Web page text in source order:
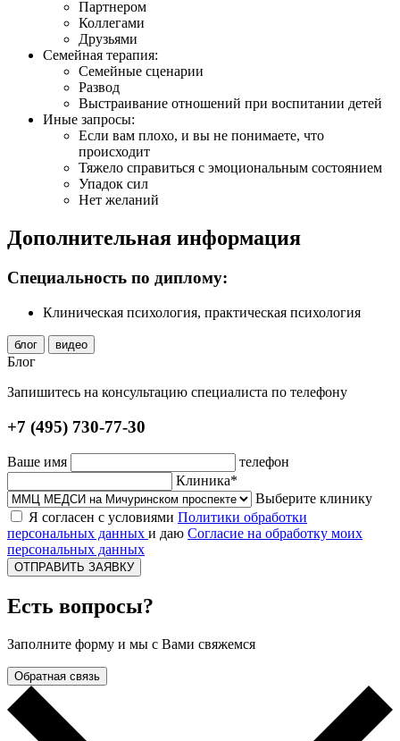
Партнером
Коллегами
Друзьями
Семейная терапия:
Семейные сценарии
Развод
Выстраивание отношений при воспитании детей
Иные запросы:
Если вам плохо, и вы не понимаете, что
происходит
Тяжело справиться с эмоциональным состоянием
Упадок сил
Нет желаний
Дополнительная информация
Специальность по диплому:
Клиническая психология, практическая психология
блог видео
Блог
Запишитесь на консультацию специалиста по телефону
+7 (495) 730-77-30
Ваше имя
телефон
Клиника*
Выберите клинику
Я согласен с условиями Политики обработки
персональных данных и даю Согласие на обработку моих
персональных данных
ОТПРАВИТЬ ЗАЯВКУ
Есть вопросы?
Заполните форму и мы с Вами свяжемся
Обратная связь